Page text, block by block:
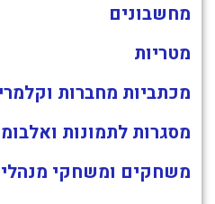
מחשבונים
מטריות
מכתביות מחברות
מסגרות לתמונות
משחקים ומשחקי